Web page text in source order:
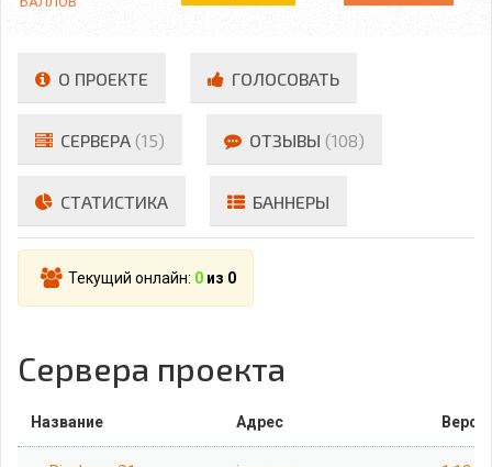
О ПРОЕКТЕ ГОЛОСОВАТЬ
СЕРВЕРА (15) ОТЗЫВЫ (108)
СТАТИСТИКА БАННЕРЫ
Текущий онлайн: 0 из 0
Сервера проекта
Название Адрес